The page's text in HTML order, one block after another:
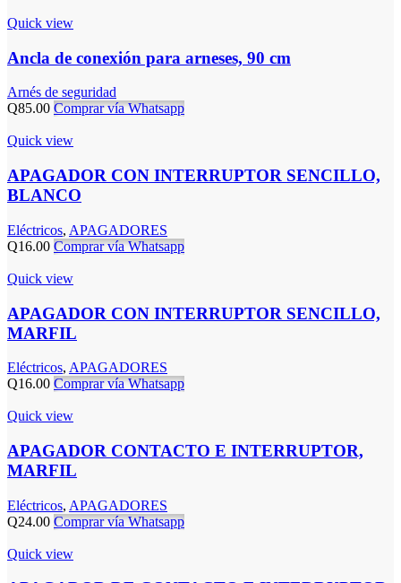
Quick view
Ancla de conexión para arneses, 90 cm
Arnés de seguridad
Q85.00 Comprar vía Whatsapp
Quick view
APAGADOR CON INTERRUPTOR SENCILLO,
BLANCO
Eléctricos, APAGADORES
Q16.00 Comprar vía Whatsapp
Quick view
APAGADOR CON INTERRUPTOR SENCILLO,
MARFIL
Eléctricos, APAGADORES
Q16.00 Comprar vía Whatsapp
Quick view
APAGADOR CONTACTO E INTERRUPTOR,
MARFIL
Eléctricos, APAGADORES
Q24.00 Comprar vía Whatsapp
Quick view